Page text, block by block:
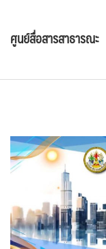
ศูนย์สื่อสารสาธารณะ